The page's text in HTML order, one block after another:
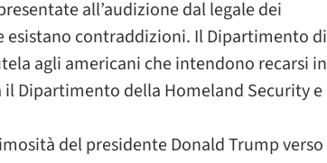
all’audizione dal legale dei
esistano contraddizioni. Il Dipartimento di
agli americani che intendono recarsi in
Dipartimento della Homeland Security e
del presidente Donald Trump verso